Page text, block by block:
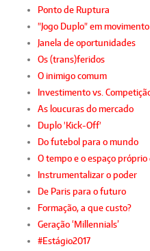
Ponto de Ruptura
"Jogo Duplo" em movimento
Janela de oportunidades
Os (trans)feridos
O inimigo comum
Investimento vs.
As loucuras do mercado
Duplo 'Kick-Off'
Do futebol para o mundo
O tempo e o espaço
Instrumentalizar o poder
De Paris para o futuro
Formação, a que custo?
Geração ‘Millennials’
#Estágio2017